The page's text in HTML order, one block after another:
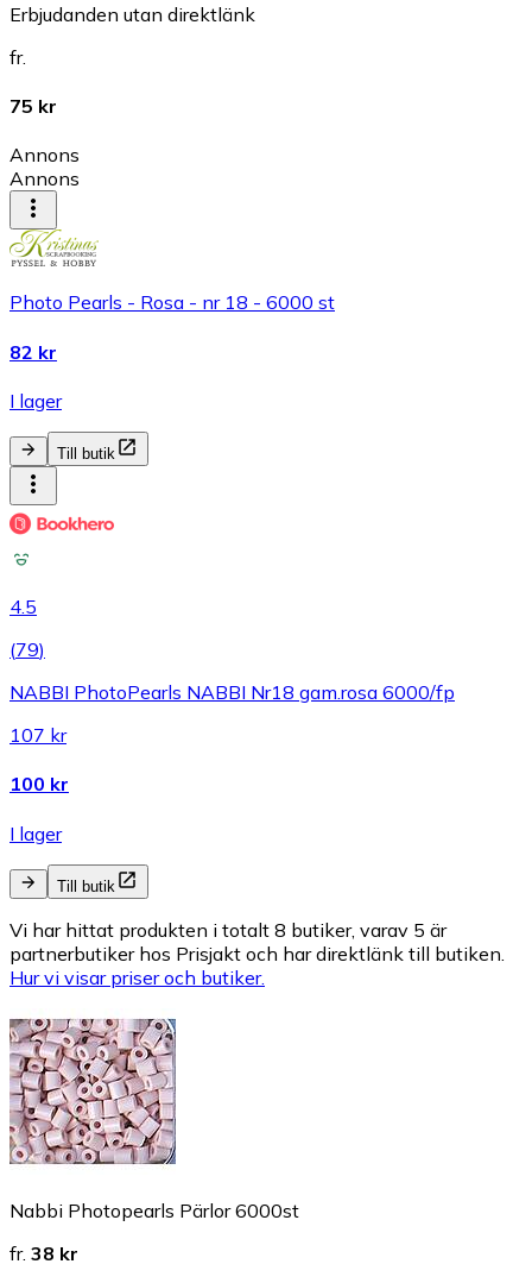
Erbjudanden utan direktlänk
fr.
75 kr
Annons
Annons
Photo Pearls - Rosa - nr 18 - 6000 st
82 kr
I lager
Till butik
4.5
(79)
NABBI PhotoPearls NABBI Nr18 gam.rosa 6000/fp
107 kr
100 kr
I lager
Till butik
Vi har hittat produkten i totalt 8 butiker, varav 5 är
partnerbutiker hos Prisjakt och har direktlänk till butiken.
Hur vi visar priser och butiker.
Nabbi Photopearls Pärlor 6000st
fr. 38 kr